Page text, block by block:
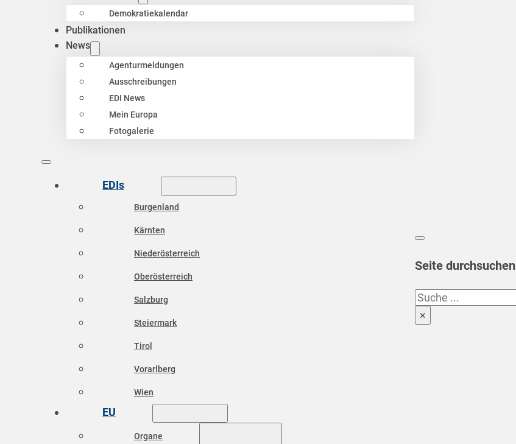
Demokratiekalendar
Publikationen
News
Agenturmeldungen
Ausschreibungen
EDI News
Mein Europa
Fotogalerie
EDIs
Burgenland
Kärnten
Niederösterreich
Oberösterreich
Salzburg
Steiermark
Tirol
Vorarlberg
Wien
EU
Organe
Seite durchsuchen
Suchen
×